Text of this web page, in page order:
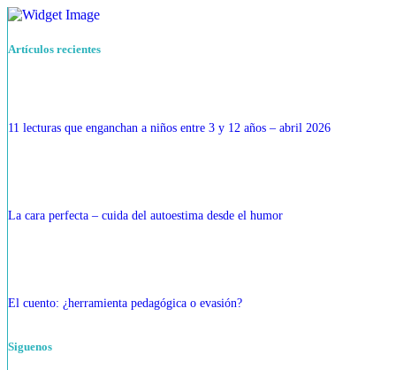
Artículos recientes
11 lecturas que enganchan a niños entre 3 y 12 años – abril 2026
La cara perfecta – cuida del autoestima desde el humor
El cuento: ¿herramienta pedagógica o evasión?
Siguenos